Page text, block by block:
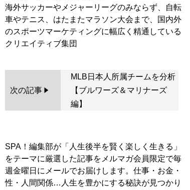
海外サッカーやメジャーリーグのみならず、自転
車やテニス、はたまたマラソン大会まで、国内外
のスポーツマーケティングに幅広く精通している
次の記事
MLB日本人所属チームを分析
【ブルワーズ＆マリナーズ
編】
SPA！編集部が「人生後半を賢く楽しく生きる」
をテーマに厳選した記事をメルマガ会員限定で毎
週金曜日にメールでお届けします。仕事・お金・
性・人間関係…人生を豊かにする秘訣が見つかり